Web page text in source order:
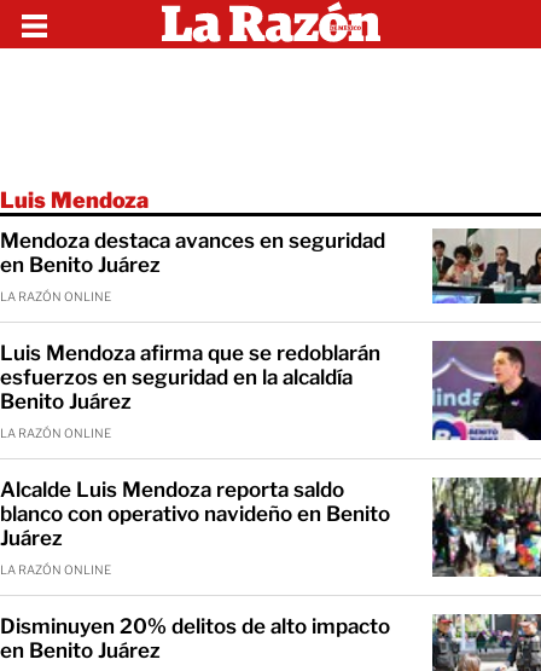
Luis Mendoza
Mendoza destaca avances en seguridad
en Benito Juárez
LA RAZÓN ONLINE
Luis Mendoza afirma que se redoblarán
esfuerzos en seguridad en la alcaldía
Benito Juárez
LA RAZÓN ONLINE
Alcalde Luis Mendoza reporta saldo
blanco con operativo navideño en Benito
Juárez
LA RAZÓN ONLINE
Disminuyen 20% delitos de alto impacto
en Benito Juárez